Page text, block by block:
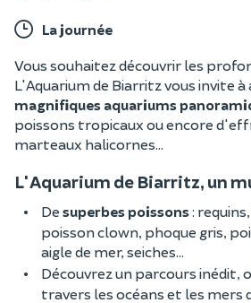
La journée
Vous souhaitez découvrir les
L'Aquarium de Biarritz vous invite à
magnifiques aquariums
poissons tropicaux ou encore
marteaux halicornes...
L'Aquarium de Biarritz, un
De superbes poissons:
poisson clown, phoque gris,
aigle de mer, seiches...
Découvrez un parcours inédit,
travers les océans et les mers